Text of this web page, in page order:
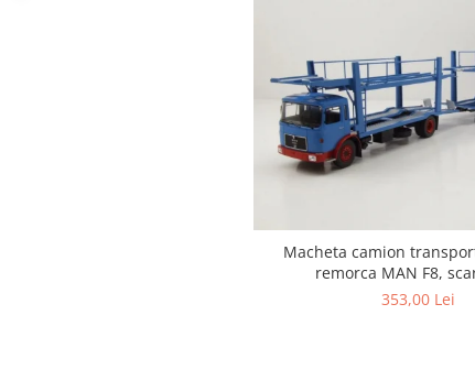
Macheta camion
remorca MAN F8,
353,00 Lei